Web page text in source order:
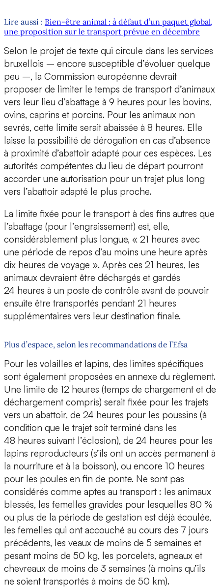
Lire aussi : Bien-être animal : à défaut d’un paquet global,
une proposition sur le transport prévue en décembre
Selon le projet de texte qui circule dans les services
bruxellois – encore susceptible d’évoluer quelque
peu –, la Commission européenne devrait
proposer de limiter le temps de transport d’animaux
vers leur lieu d’abattage à 9 heures pour les bovins,
ovins, caprins et porcins. Pour les animaux non
sevrés, cette limite serait abaissée à 8 heures. Elle
laisse la possibilité de dérogation en cas d’absence
à proximité d’abattoir adapté pour ces espèces. Les
autorités compétentes du lieu de départ pourront
accorder une autorisation pour un trajet plus long
vers l’abattoir adapté le plus proche.
La limite fixée pour le transport à des fins autres que
l’abattage (pour l’engraissement) est, elle,
considérablement plus longue, « 21 heures avec
une période de repos d’au moins une heure après
dix heures de voyage ». Après ces 21 heures, les
animaux devraient être déchargés et gardés
24 heures à un poste de contrôle avant de pouvoir
ensuite être transportés pendant 21 heures
supplémentaires vers leur destination finale.
Plus d’espace, selon les recommandations de l’Efsa
Pour les volailles et lapins, des limites spécifiques
sont également proposées en annexe du règlement.
Une limite de 12 heures (temps de chargement et de
déchargement compris) serait fixée pour les trajets
vers un abattoir, de 24 heures pour les poussins (à
condition que le trajet soit terminé dans les
48 heures suivant l’éclosion), de 24 heures pour les
lapins reproducteurs (s’ils ont un accès permanent à
la nourriture et à la boisson), ou encore 10 heures
pour les poules en fin de ponte. Ne sont pas
considérés comme aptes au transport : les animaux
blessés, les femelles gravides pour lesquelles 80 %
ou plus de la période de gestation est déjà écoulée,
les femelles qui ont accouché au cours des 7 jours
précédents, les veaux de moins de 5 semaines et
pesant moins de 50 kg, les porcelets, agneaux et
chevreaux de moins de 3 semaines (à moins qu’ils
ne soient transportés à moins de 50 km).